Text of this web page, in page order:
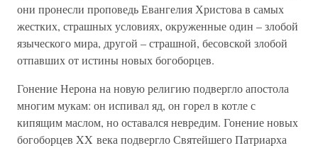
они пронесли проповедь Евангелия Христова в самых
жестких, страшных условиях, окруженные один – злобой
языческого мира, другой – страшной, бесовской злобой
отпавших от истины новых богоборцев.
Гонение Нерона на новую религию подвергло апостола
многим мукам: он испивал яд, он горел в котле с
кипящим маслом, но оставался невредим. Гонение новых
богоборцев XX века подвергло Святейшего Патриарха